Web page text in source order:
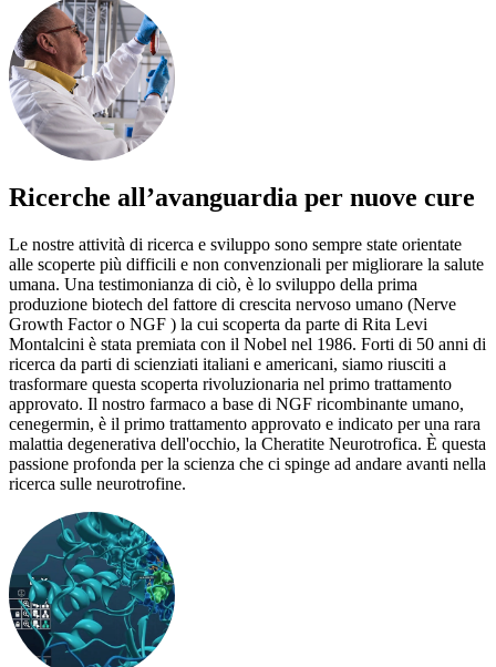
Ricerche all’avanguardia per nuove cure
Le nostre attività di ricerca e sviluppo sono sempre state orientate
alle scoperte più difficili e non convenzionali per migliorare la salute
umana. Una testimonianza di ciò, è lo sviluppo della prima
produzione biotech del fattore di crescita nervoso umano (Nerve
Growth Factor o NGF ) la cui scoperta da parte di Rita Levi
Montalcini è stata premiata con il Nobel nel 1986. Forti di 50 anni di
ricerca da parti di scienziati italiani e americani, siamo riusciti a
trasformare questa scoperta rivoluzionaria nel primo trattamento
approvato. Il nostro farmaco a base di NGF ricombinante umano,
cenegermin, è il primo trattamento approvato e indicato per una rara
malattia degenerativa dell'occhio, la Cheratite Neurotrofica. È questa
passione profonda per la scienza che ci spinge ad andare avanti nella
ricerca sulle neurotrofine.